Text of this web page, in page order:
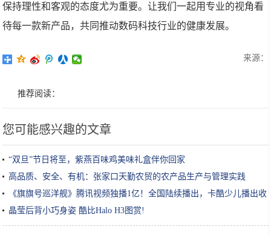
保持理性和客观的态度尤为重要。让我们一起用专业的视角看
待每一款新产品，共同推动数码科技行业的健康发展。
来源：
推荐阅读：
您可能感兴趣的文章
“双旦”节日将至，紫燕百味鸡美味礼盒伴你回家
高品质、安全、有机：张家口天勤农贸的农产品生产与管理实践
《旗旗号巡洋舰》腾讯视频独播1亿！全国陆续播出，卡酷少儿播出收
视夺冠！
晶莹后背小巧身姿 酷比Halo H3图赏!